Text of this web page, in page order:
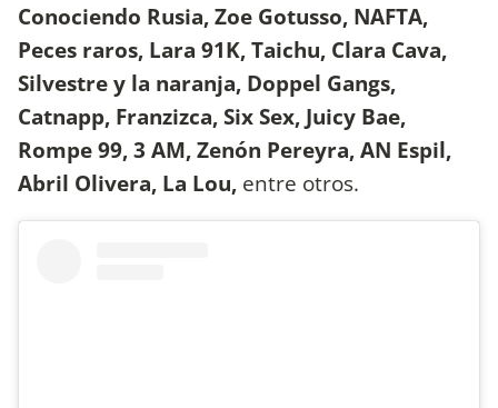
Conociendo Rusia, Zoe Gotusso, NAFTA,
Peces raros, Lara 91K, Taichu, Clara Cava,
Silvestre y la naranja, Doppel Gangs,
Catnapp, Franzizca, Six Sex, Juicy Bae,
Rompe 99, 3 AM, Zenón Pereyra, AN Espil,
Abril Olivera, La Lou, entre otros.